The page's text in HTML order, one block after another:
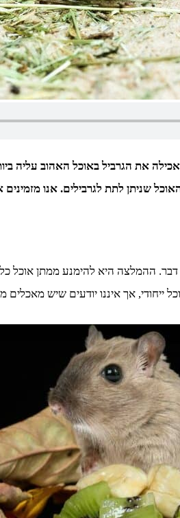
את הגרביל באוכל האהוב עליה
שניתן לתת לגרבילים. אנו
ההמלצה היא להימנע ממתן אוכל
אך איננו יודעים שיש מאכלים